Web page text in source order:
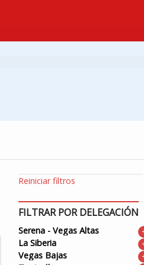
Reiniciar filtros
FILTRAR POR DELEGACIÓN